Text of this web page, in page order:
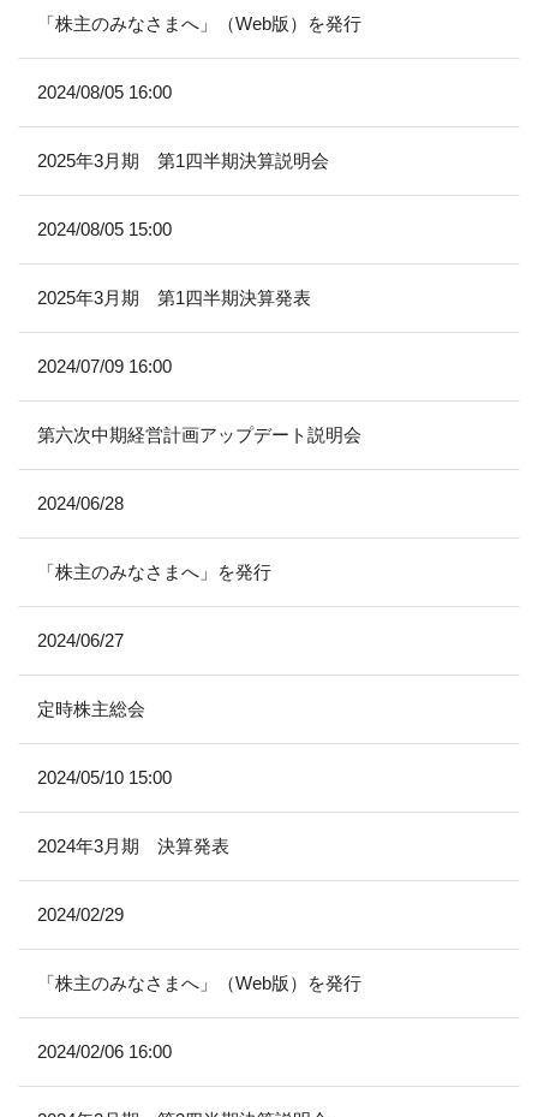
「株主のみなさまへ」（Web版）を発行
2024/08/05 16:00
2025年3月期 第1四半期決算説明会
2024/08/05 15:00
2025年3月期 第1四半期決算発表
2024/07/09 16:00
第六次中期経営計画アップデート説明会
2024/06/28
「株主のみなさまへ」を発行
2024/06/27
定時株主総会
2024/05/10 15:00
2024年3月期 決算発表
2024/02/29
「株主のみなさまへ」（Web版）を発行
2024/02/06 16:00